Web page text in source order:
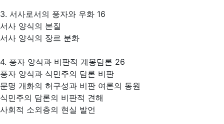
3. 서사로서의 풍자와 우화 16
서사 양식의 본질
서사 양식의 장르 분화
4. 풍자 양식과 비판적 계몽담론 26
풍자 양식과 식민주의 담론 비판
문명 개화의 허구성과 비판 여론의 동원
식민주의 담론의 비판적 견해
사회적 소외층의 현실 발언